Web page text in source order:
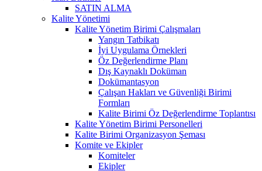
SATIN ALMA
Kalite Yönetimi
Kalite Yönetim Birimi Çalışmaları
Yangın Tatbikatı
İyi Uygulama Örnekleri
Öz Değerlendirme Planı
Dış Kaynaklı Doküman
Dokümantasyon
Çalışan Hakları ve Güvenliği Birimi
Formları
Kalite Birimi Öz Değerlendirme Toplantısı
Kalite Yönetim Birimi Personelleri
Kalite Birimi Organizasyon Şeması
Komite ve Ekipler
Komiteler
Ekipler